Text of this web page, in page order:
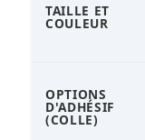
TAILLE ET
COULEUR
OPTIONS
D'ADHÉSIF
(COLLE)